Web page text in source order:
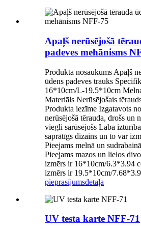
Apaļš nerūsējošā
padeves mehānisms
Produkta nosaukums Apaļš
ūdens padeves trauks
16*10cm/L-19.5*10cm
Materiāls Nerūsējošais
Produkta iezīme Izgatavots
nerūsējošā tērauda, drošs un
viegli sarūsējošs Laba
saprātīgs dizains un to var
Pieejams melnā un
Pieejams mazos un lielos
izmērs ir 16*10cm/6.3*3.94
izmērs ir 19.5*10cm/
pieprasījumsdetaļa
UV testa karte NFF-71